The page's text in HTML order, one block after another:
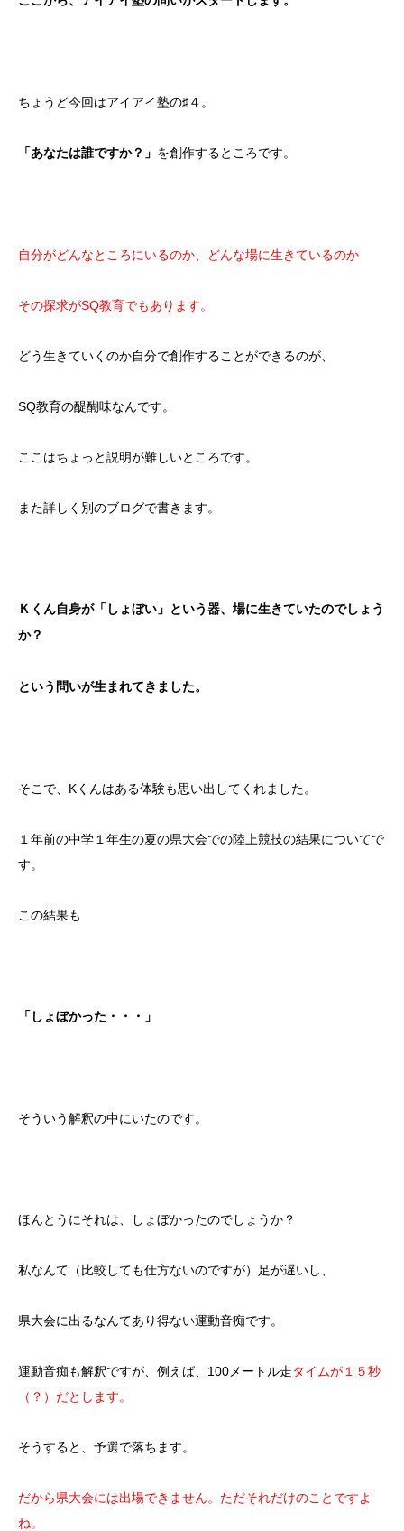
ちょうど今回はアイアイ塾の♯４。
「あなたは誰ですか？」 を創作するところです。
自分がどんなところにいるのか、どんな場に生きているのか
その探求がSQ教育でもあります。
どう生きていくのか自分で創作することができるのが、
SQ教育の醍醐味なんです。
ここはちょっと説明が難しいところです。
また詳しく別のブログで書きます。
Ｋくん自身が「しょぼい」という器、場に生きていたのでしょう
か？
という問いが生まれてきました。
そこで、Kくんはある体験も思い出してくれました。
１年前の中学１年生の夏の県大会での陸上競技の結果についてで
す。
この結果も
「しょぼかった・・・」
そういう解釈の中にいたのです。
ほんとうにそれは、しょぼかったのでしょうか？
私なんて（比較しても仕方ないのですが）足が遅いし、
県大会に出るなんてあり得ない運動音痴です。
運動音痴も解釈ですが、例えば、100メートル走タイムが１５秒
（？）だとします。
そうすると、予選で落ちます。
だから県大会には出場できません。ただそれだけのことですよ
ね。